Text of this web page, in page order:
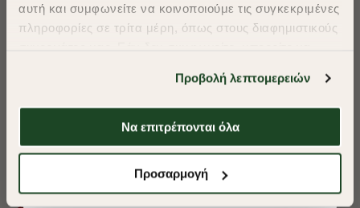
αυτή και συμφωνείτε να κοινοποιούμε τις συγκεκριμένες
πληροφορίες σε τρίτα μέρη, όπως στους διαφημιστικούς
απαιτούμενα cookies» και θα περιοριστούμε
στα cookies και τις τεχνολογίες που είναι απολύτως
απαραίτητα για την ασφαλή απόδοση και
λειτουργικότητα της ιστοσελίδας μας. Ωστόσο, λάβετε
θα μπορούμε να συλλέξουμε πληροφορίες που θα
Προβολή λεπτομερειών
Να επιτρέπονται όλα
Προσαρμογή
ΠΟΥΚΑΜΙΣΟ OXFORD REGULAR FIT
SUMMER SALE
Shop Now